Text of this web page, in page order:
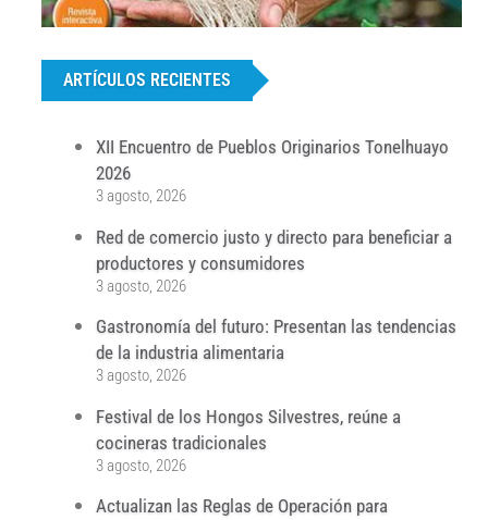
ARTÍCULOS RECIENTES
XII Encuentro de Pueblos Originarios Tonelhuayo
2026
3 agosto, 2026
Red de comercio justo y directo para beneficiar a
productores y consumidores
3 agosto, 2026
Gastronomía del futuro: Presentan las tendencias
de la industria alimentaria
3 agosto, 2026
Festival de los Hongos Silvestres, reúne a
cocineras tradicionales
3 agosto, 2026
Actualizan las Reglas de Operación para